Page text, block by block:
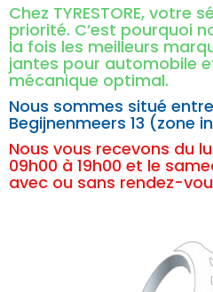
Chez TYRESTORE, votre
priorité. C’est pourquoi
la fois les meilleurs
jantes pour automobile
mécanique optimal.
Nous sommes situé
Begijnenmeers 13 (zone
Nous vous recevons du
09h00 à 19h00 et le
avec ou sans rendez-